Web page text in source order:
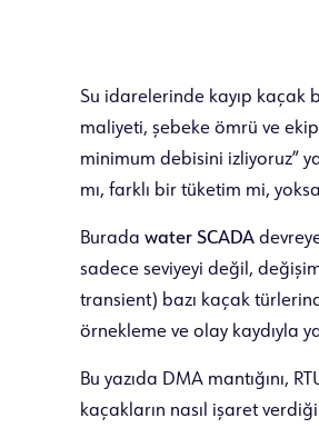
Su idarelerinde kayıp kaçak
maliyeti, şebeke ömrü ve
minimum debisini izliyoruz”
mı, farklı bir tüketim mi,
Burada water SCADA
sadece seviyeyi değil,
transient) bazı kaçak
örnekleme ve olay kaydıyla
Bu yazıda DMA mantığını,
kaçakların nasıl işaret